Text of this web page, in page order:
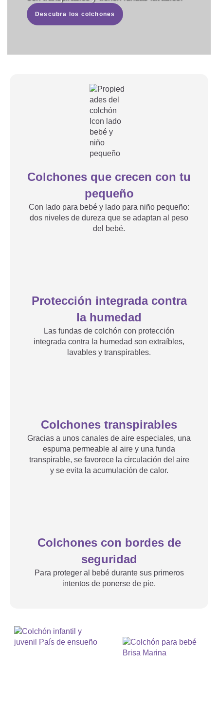
Descubra los colchones
Colchones que crecen con tu
pequeño
Con lado para bebé y lado para niño pequeño:
dos niveles de dureza que se adaptan al peso
del bebé.
Protección integrada contra
la humedad
Las fundas de colchón con protección
integrada contra la humedad son extraíbles,
lavables y transpirables.
Colchones transpirables
Gracias a unos canales de aire especiales, una
espuma permeable al aire y una funda
transpirable, se favorece la circulación del aire
y se evita la acumulación de calor.
Colchones con bordes de
seguridad
Para proteger al bebé durante sus primeros
intentos de ponerse de pie.